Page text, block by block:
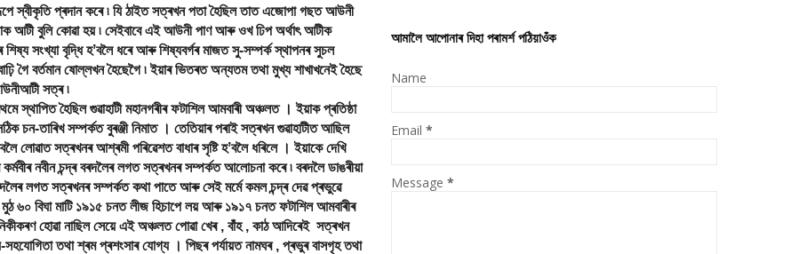
স্বীকৃতি প্ৰদান কৰে ৷ যি ঠাইত সত্ৰখন পতা হৈছিল তাত এজোপা গছত আউনী
আটী বুলি কোৱা হয় ৷ সেইবাবে এই আউনী পাণ আৰু ওখ ঢিপ অৰ্থাৎ আটীক
সংখ্যা বৃদ্ধি হʼবলৈ ধৰে আৰু শিষ্যবৰ্গৰ মাজত সু-সম্পৰ্ক স্থাপনৰ সুচল
গৈ বৰ্তমান ষোল্লখন হৈছেগৈ ৷ ইয়াৰ ভিতৰত অন্যতম তথা মুখ্য শাখাখনেই হৈছে
সত্ৰ ৷
হৈছিল গুৱাহাটী মহানগৰীৰ ফটাশিল আমবাৰী অঞ্চলত । ইয়াক প্ৰতিষ্ঠা
চন-তাৰিখ সম্পৰ্কত বুৰঞ্জী নিমাত । তেতিয়াৰ পৰাই সত্ৰখন গুৱাহাটীত আছিল
সত্ৰখনৰ আশ্ৰমী পৰিৱেশত বাধাৰ সৃষ্টি হʼবলৈ ধৰিলে । ইয়াকে দেখি
নবীন চন্দ্ৰ বৰদলৈৰ লগত সত্ৰখনৰ সম্পৰ্কত আলোচনা কৰে ৷ বৰদলৈ ডাঙৰীয়া
লগত সত্ৰখনৰ সম্পৰ্কত কথা পাতে আৰু সেই মৰ্মে কমল চন্দ্ৰ দেৱ প্ৰভুৱে
৬০ বিঘা মাটি ১৯১৫ চনত লীজ হিচাপে লয় আৰু ১৯১৭ চনত ফটাশিল আমবাৰীৰ
হোৱা নাছিল সেয়ে এই অঞ্চলত পোৱা খেৰ , বাঁহ , কাঠ আদিৰেই সত্ৰখন
তথা শ্ৰম প্ৰশংসাৰ যোগ্য । পিছৰ পৰ্যায়ত নামঘৰ , প্ৰভুৰ বাসগৃহ তথা
আমালৈ আপোনাৰ দিহা পৰামৰ্শ পঠিয়াওঁক
Name
Email*
Message*